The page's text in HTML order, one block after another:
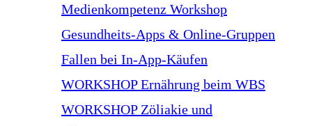
Medienkompetenz Workshop
Gesundheits-Apps & Online-Gruppen
Fallen bei In-App-Käufen
WORKSHOP Ernährung beim WBS
WORKSHOP Zöliakie und